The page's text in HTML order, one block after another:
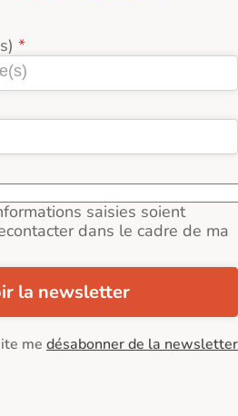
saisies soient
dans le cadre de ma
la newsletter
me désabonner de la newsletter